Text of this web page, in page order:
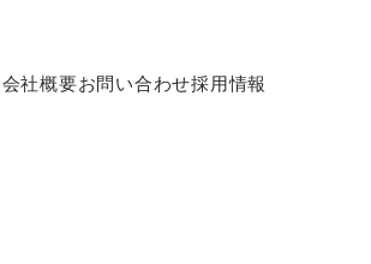
会社概要お問い合わせ採用情報